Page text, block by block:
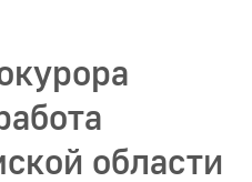
области